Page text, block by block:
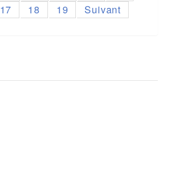
17 18 19
Suivant